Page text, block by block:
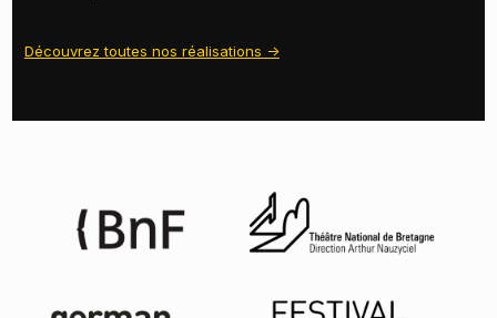
Découvrez toutes nos réalisations ->